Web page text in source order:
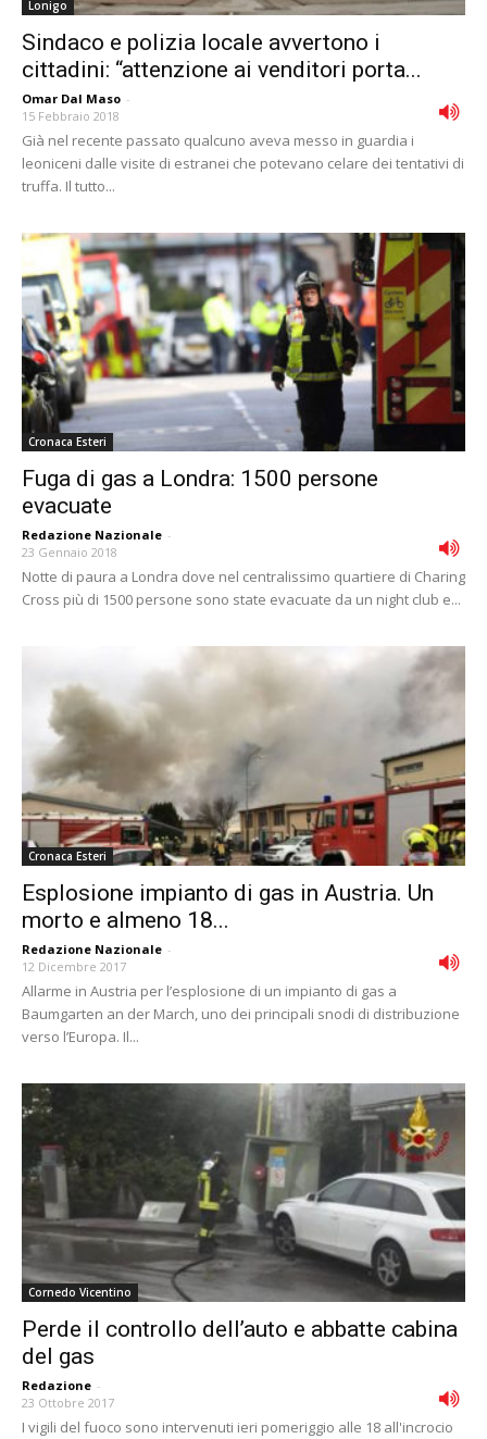
Lonigo
Sindaco e polizia locale avvertono i
cittadini: “attenzione ai venditori porta...
Omar Dal Maso -
15 Febbraio 2018
Già nel recente passato qualcuno aveva messo in guardia i
leoniceni dalle visite di estranei che potevano celare dei tentativi di
truffa. Il tutto...
Cronaca Esteri
Fuga di gas a Londra: 1500 persone
evacuate
Redazione Nazionale -
23 Gennaio 2018
Notte di paura a Londra dove nel centralissimo quartiere di Charing
Cross più di 1500 persone sono state evacuate da un night club e...
Cronaca Esteri
Esplosione impianto di gas in Austria. Un
morto e almeno 18...
Redazione Nazionale -
12 Dicembre 2017
Allarme in Austria per l’esplosione di un impianto di gas a
Baumgarten an der March, uno dei principali snodi di distribuzione
verso l’Europa. Il...
Cornedo Vicentino
Perde il controllo dell’auto e abbatte cabina
del gas
Redazione -
23 Ottobre 2017
I vigili del fuoco sono intervenuti ieri pomeriggio alle 18 all'incrocio